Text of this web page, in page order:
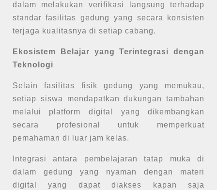
dalam melakukan verifikasi langsung terhadap
standar fasilitas gedung yang secara konsisten
terjaga kualitasnya di setiap cabang.
Ekosistem Belajar yang Terintegrasi dengan
Teknologi
Selain fasilitas fisik gedung yang memukau,
setiap siswa mendapatkan dukungan tambahan
melalui platform digital yang dikembangkan
secara profesional untuk memperkuat
pemahaman di luar jam kelas.
Integrasi antara pembelajaran tatap muka di
dalam gedung yang nyaman dengan materi
digital yang dapat diakses kapan saja